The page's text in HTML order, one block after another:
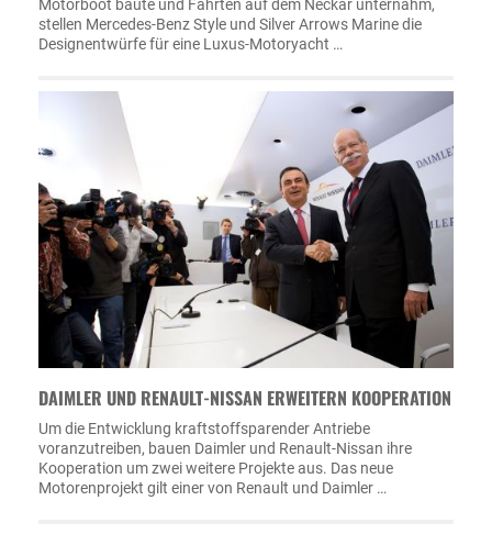
Motorboot baute und Fahrten auf dem Neckar unternahm,
stellen Mercedes-Benz Style und Silver Arrows Marine die
Designentwürfe für eine Luxus-Motoryacht …
DAIMLER UND RENAULT-NISSAN ERWEITERN KOOPERATION
Um die Entwicklung kraftstoffsparender Antriebe
voranzutreiben, bauen Daimler und Renault-Nissan ihre
Kooperation um zwei weitere Projekte aus. Das neue
Motorenprojekt gilt einer von Renault und Daimler …